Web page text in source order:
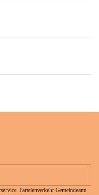
Parteienverkehr Gemeindeamt